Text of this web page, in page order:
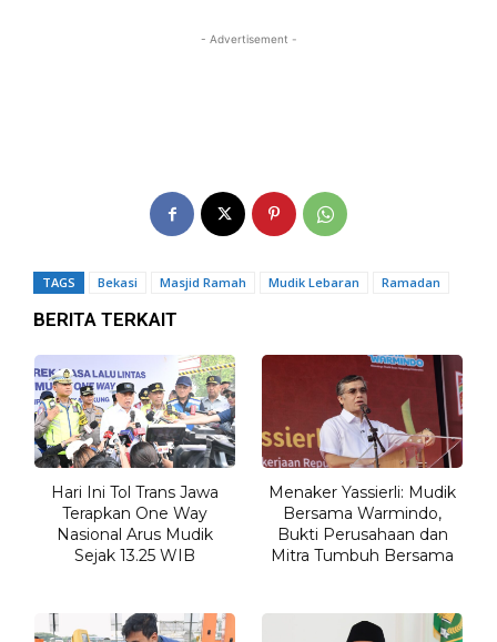
- Advertisement -
TAGS Bekasi Masjid Ramah Mudik Lebaran Ramadan
BERITA TERKAIT
Hari Ini Tol Trans Jawa
Terapkan One Way
Nasional Arus Mudik
Sejak 13.25 WIB
Menaker Yassierli: Mudik
Bersama Warmindo,
Bukti Perusahaan dan
Mitra Tumbuh Bersama